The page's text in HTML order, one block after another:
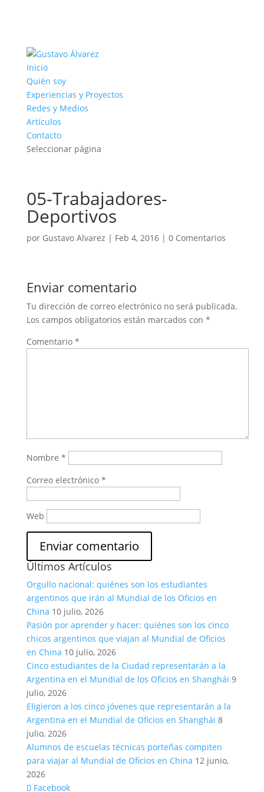
Inicio
Quién soy
Experiencias y Proyectos
Redes y Medios
Artículos
Contacto
Seleccionar página
05-Trabajadores-
Deportivos
por Gustavo Alvarez | Feb 4, 2016| 0 Comentarios
Enviar comentario
Tu dirección de correo electrónico no será publicada.
Los campos obligatorios están marcados con *
Comentario *
Nombre *
Correo electrónico *
Web
Últimos Artículos
Orgullo nacional: quiénes son los estudiantes
argentinos que irán al Mundial de los Oficios en
China 10 julio, 2026
Pasión por aprender y hacer: quiénes son los cinco
chicos argentinos que viajan al Mundial de Oficios
en China 10 julio, 2026
Cinco estudiantes de la Ciudad representarán a la
Argentina en el Mundial de los Oficios en Shanghái 9
julio, 2026
Eligieron a los cinco jóvenes que representarán a la
Argentina en el Mundial de Oficios en Shanghái 8
julio, 2026
Alumnos de escuelas técnicas porteñas compiten
para viajar al Mundial de Oficios en China 12 junio,
2026
Facebook